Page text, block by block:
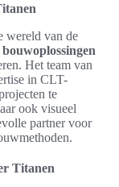
wereld van de
Het team van
in CLT-
te
ook visueel
partner voor
Titanen